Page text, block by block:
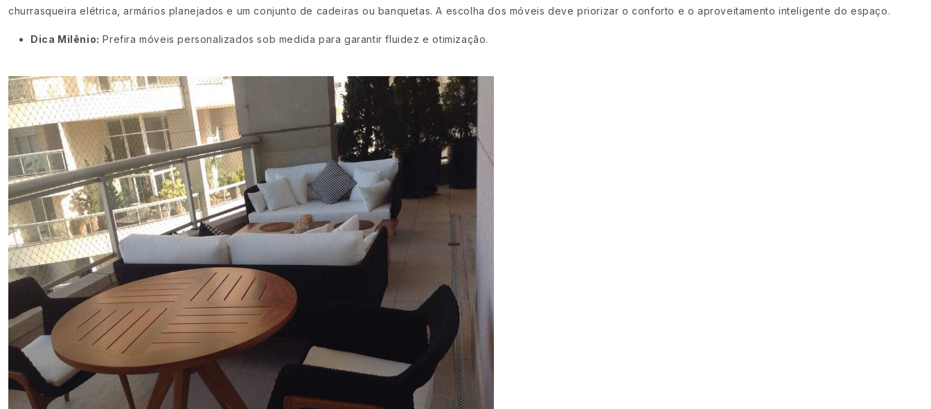
churrasqueira elétrica, armários planejados e um conjunto de cadeiras ou banquetas. A escolha dos móveis deve priorizar o conforto e o aproveitamento inteligente do espaço.
Dica Milênio: Prefira móveis personalizados sob medida para garantir fluidez e otimização.